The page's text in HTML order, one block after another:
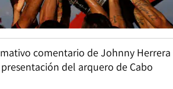
comentario de Johnny Herrera
del arquero de Cabo